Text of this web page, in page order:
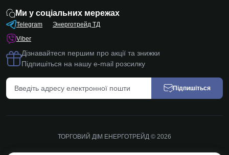
Ми у соціальних мережах
Telegram
Viber
Энерготрейд ТД
Дізнавайтеся першим про акції та знижки
Підпишіться на нашу e-mail розсилку
Підпишіться
ТОРГОВИЙ ДІМ ЕНЕРГОТРЕЙД © 2026